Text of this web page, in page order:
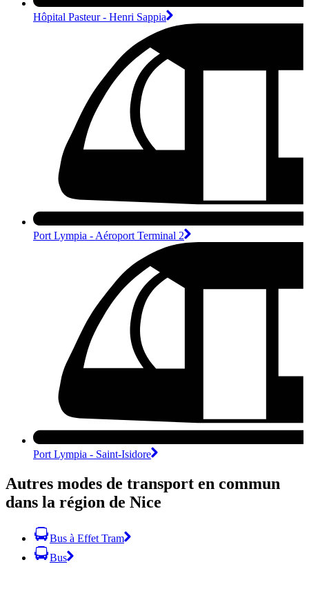
Hôpital Pasteur - Henri Sappia
Port Lympia - Aéroport Terminal 2
Port Lympia - Saint-Isidore
Autres modes de transport en commun
dans la région de Nice
Bus à Effet Tram
Bus